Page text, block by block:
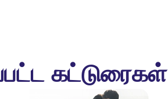
கட்டுரைகள்